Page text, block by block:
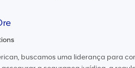
buscamos uma liderança para